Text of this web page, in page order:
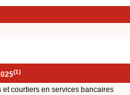
(1)
courtiers en services bancaires